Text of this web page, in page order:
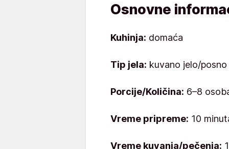
Osnovne
Kuhinja: domaća
Tip jela: kuvano jelo/posno
Porcije/Količina: 6–8
Vreme pripreme: 10
Vreme kuvanja/pečenja: